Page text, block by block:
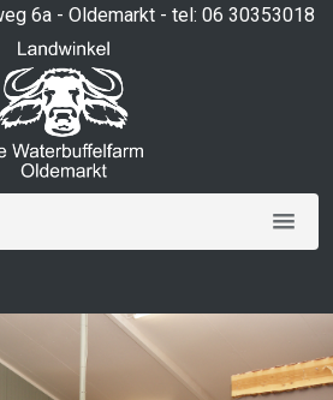
6a - Oldemarkt - tel: 06 30353018